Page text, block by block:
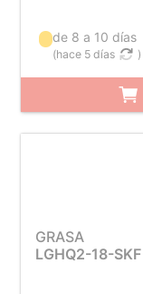
de 8 a 10 días
(hace 5 días )
GRASA
LGHQ2-18-SKF